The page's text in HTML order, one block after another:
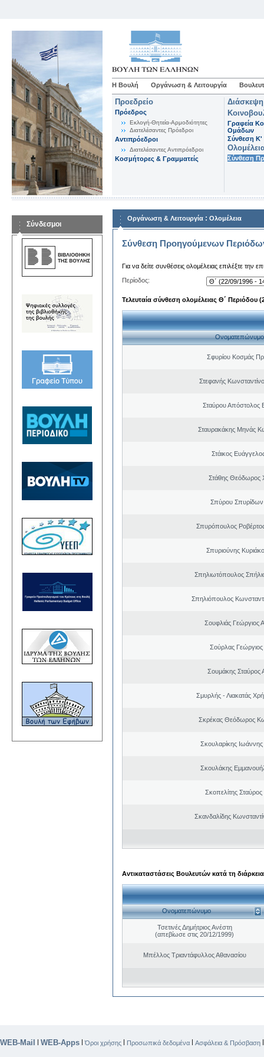
Η Βουλή Οργάνωση & Λειτουργία
Προεδρείο
Πρόεδρος
Εκλογή-Θητεία-Αρμοδιότητες
Διατελέσαντες Πρόεδροι
Αντιπρόεδροι
Διατελέσαντες Αντιπρόεδροι
Κοσμήτορες & Γραμματείς
Γραφεία
Ομάδων
Σύνθεση K'
Σύνθεση
Σύνδεσμοι
Οργάνωση & Λειτουργία : Ολομέλεια
Σύνθεση Προηγούμενων
Για να δείτε συνθέσεις ολομέλειας επιλέξτε την
Περίοδος:
Τελευταία σύνθεση ολομέλειας Θ΄ Περιόδου
Ονοματεπώνυμο
Σφυρίου Κοσμάς
Στεφανής
Σταύρου Απόστολος
Σταυρακάκης Μηνάς
Στάικος
Στάθης Θεόδωρος
Σπύρου Σπυρίδων
Σπυρόπουλος
Σπυριούνης
Σπηλιωτόπουλος
Σπηλιόπουλος
Σουφλιάς Γεώργιος
Σούρλας
Σουμάκης Σταύρος
Σμυρλής - Λιακατάς
Σκρέκας Θεόδωρος
Σκουλαρίκης
Σκουλάκης
Σκοπελίτης
Σκανδαλίδης
Αντικαταστάσεις Βουλευτών κατά τη
Ονοματεπώνυμο
Τσετινές Δημήτριος Ανέστη
(απεβίωσε στις 20/12/1999)
Μπέλλος Τριαντάφυλλος Αθανασίου
WEB-Mail | WEB-Apps |Όροι χρήσης | Προσωπικά δεδομένα | Ασφάλεια & Πρόσβαση